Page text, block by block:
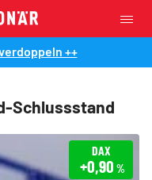
++
Schlussstand
DAX
+0,90 %